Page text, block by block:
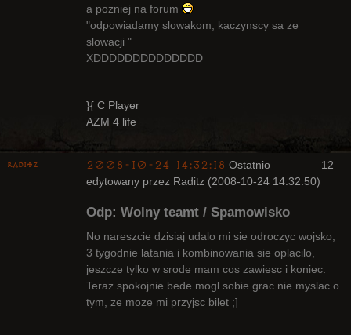
a pozniej na forum
"odpowiadamy slowakom, kaczynscy sa ze
slowacji "
XDDDDDDDDDDDDDD
}{ C Player
AZM 4 life
12
Raditz 2008-10-24 14:32:18 Ostatnio
edytowany przez Raditz (2008-10-24 14:32:50)
Odp: Wolny teamt / Spamowisko
No nareszcie dzisiaj udalo mi sie odroczyc wojsko,
3 tygodnie latania i kombinowania sie oplacilo,
jeszcze tylko w srode mam cos zawiesc i koniec.
Teraz spokojnie bede mogl sobie grac nie myslac o
tym, ze moze mi przyjsc bilet ;]